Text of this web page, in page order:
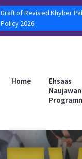
Draft of Revised Khyber
Policy 2026
Home
Ehsaas
Naujawan